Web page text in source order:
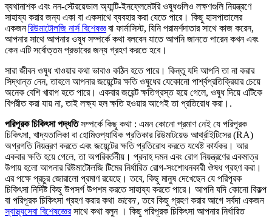
ব্যথানাশক এবং নন-স্টেরয়েডাল অ্যান্টি-ইনফ্লেমেটরি ওষুধগুলিও লক্ষণগুলি নিয়ন্ত্রণে
সাহায্য করার জন্য একা বা একসাথে ব্যবহার করা যেতে পারে। কিছু হাসপাতালের
একজনরিউমাটোলজি নার্স বিশেষজ্ঞবা ফার্মাসিস্ট, যিনি পরামর্শদাতার সাথে কাজ করেন,
আপনার সাথে আপনার ওষুধ সম্পর্কে কথা বলবেন যাতে আপনি জানতে পারেন কখন এবং
কেন এটি সর্বোত্তম প্রভাবের জন্য গ্রহণ করতে হবে।
সারা জীবন ওষুধ খাওয়ার কথা ভাবাও কঠিন হতে পারে। কিন্তু যদি আপনি তা না করার
সিদ্ধান্ত নেন, তাহলে আপনার জয়েন্টের ক্ষতি ওষুধের যেকোনো পার্শ্বপ্রতিক্রিয়ার চেয়ে
অনেক বেশি খারাপ হতে পারে। একবার জয়েন্ট ক্ষতিগ্রস্ত হয়ে গেলে, ওষুধ দিয়ে এটিকে
বিপরীত করা যায় না, তাই লক্ষ্য হল ক্ষতি হওয়ার আগেই তা প্রতিরোধ করা।.
পরিপূরক চিকিৎসা পদ্ধতিসম্পর্কে কিছু কথা : এমন কোনো প্রমাণ নেই যে পরিপূরক
চিকিৎসা, খাদ্যতালিকা বা হোমিওপ্যাথিক প্রতিকার রিউমাটয়েড আর্থ্রাইটিসের (RA)
অগ্রগতি নিয়ন্ত্রণ করতে এবং জয়েন্টের ক্ষতি প্রতিরোধ করতে যথেষ্ট কার্যকর। আর
একবার ক্ষতি হয়ে গেলে, তা অপরিবর্তনীয়। প্রদাহ দমন এবং রোগ নিয়ন্ত্রণের একমাত্র
উপায় হলো আপনার রিউমাটোলজি টিমের নির্ধারিত রোগ-সংশোধনকারী ঔষধ গ্রহণ করা।
এর পক্ষে প্রচুর জোরালো প্রমাণ রয়েছে। তবে, কিছু মানুষ দেখেছেন যে পরিপূরক
চিকিৎসা নির্দিষ্ট কিছু উপসর্গ উপশম করতে সাহায্য করতে পারে। আপনি যদি কোনো বিকল্প
বা পরিপূরক চিকিৎসা গ্রহণ করার কথা ভাবেন, তবে কিছু গ্রহণ করার আগে সর্বদা একজন
স্বাস্থ্যসেবা বিশেষজ্ঞেরসাথে কথা বলুন । কিছু পরিপূরক চিকিৎসা আপনার নির্ধারিত